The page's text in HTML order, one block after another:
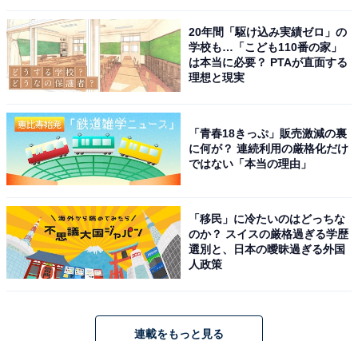
20年間「駆け込み実績ゼロ」の
学校も…「こども110番の家」
は本当に必要？ PTAが直面する
理想と現実
「青春18きっぷ」販売激減の裏
に何が？ 連続利用の厳格化だけ
ではない「本当の理由」
「移民」に冷たいのはどっちな
のか？ スイスの厳格過ぎる学歴
選別と、日本の曖昧過ぎる外国
人政策
連載をもっと見る